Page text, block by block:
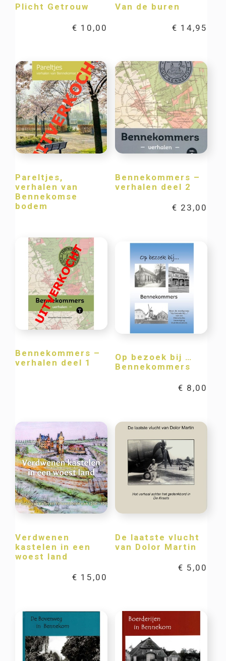
Plicht Getrouw
€ 10,00
Van de buren
€ 14,95
Pareltjes,
verhalen van
Bennekomse
bodem
Bennekommers –
verhalen deel 2
€ 23,00
Bennekommers –
verhalen deel 1
Op bezoek bij …
Bennekommers
€ 8,00
Verdwenen
kastelen in een
woest land
€ 15,00
De laatste vlucht
van Dolor Martin
€ 5,00